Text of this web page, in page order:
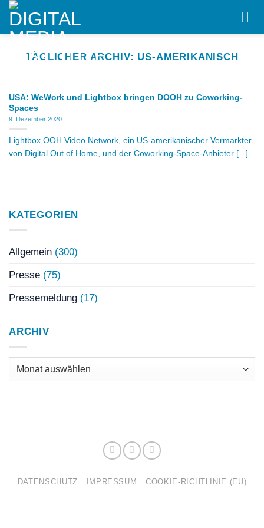
Skip
content
TÄGLICHER ARCHIV: US-AMERIKANISCH
USA: WeWork und Lightbox bringen DOOH zu Coworking-
Spaces
9. Dezember 2020
Lightbox OOH Video Network, ein US-amerikanischer Vermarkter
von Digital Out of Home, und der Coworking-Space-Anbieter [...]
KATEGORIEN
Allgemein (300)
Presse (75)
Pressemeldung (17)
ARCHIV
Archiv
DATENSCHUTZ IMPRESSUM COOKIE-RICHTLINIE (EU)